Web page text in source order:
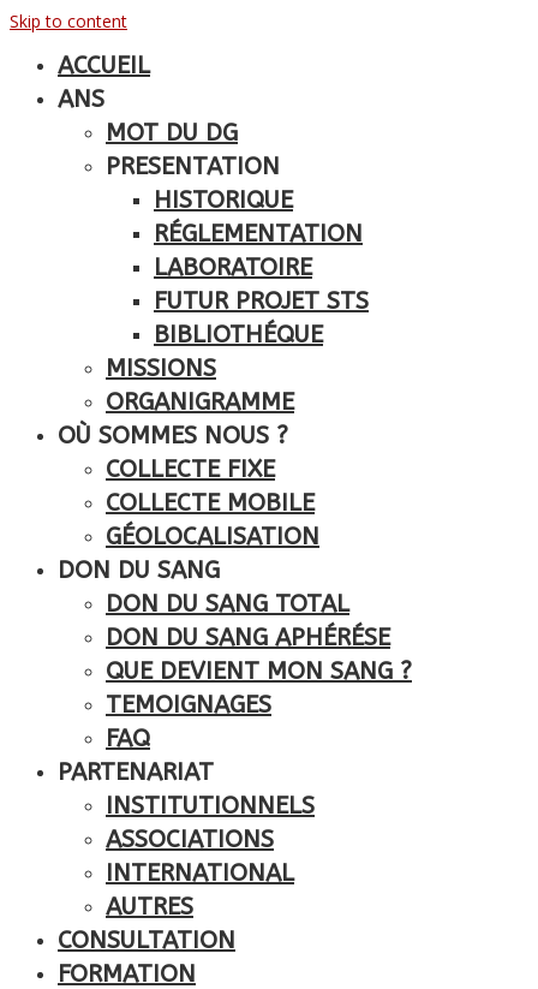
Skip to content
ACCUEIL
ANS
MOT DU DG
PRESENTATION
HISTORIQUE
RÉGLEMENTATION
LABORATOIRE
FUTUR PROJET STS
BIBLIOTHÉQUE
MISSIONS
ORGANIGRAMME
OÙ SOMMES NOUS ?
COLLECTE FIXE
COLLECTE MOBILE
GÉOLOCALISATION
DON DU SANG
DON DU SANG TOTAL
DON DU SANG APHÉRÉSE
QUE DEVIENT MON SANG ?
TEMOIGNAGES
FAQ
PARTENARIAT
INSTITUTIONNELS
ASSOCIATIONS
INTERNATIONAL
AUTRES
CONSULTATION
FORMATION